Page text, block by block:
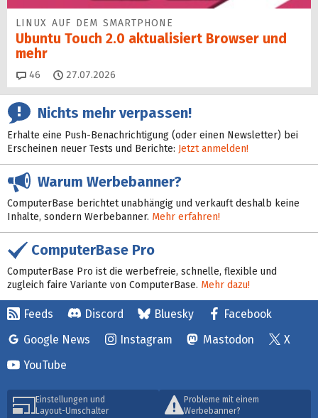
LINUX AUF DEM SMARTPHONE
Ubuntu Touch 2.0 aktualisiert Browser und
mehr
46 Kommentare
27.07.2026
Nichts mehr verpassen!
Erhalte eine Push-Benachrichtigung (oder einen Newsletter) bei
Erscheinen neuer Tests und Berichte: Jetzt anmelden!
Warum Werbebanner?
ComputerBase berichtet unabhängig und verkauft deshalb keine
Inhalte, sondern Werbebanner. Mehr erfahren!
ComputerBase Pro
ComputerBase Pro ist die werbefreie, schnelle, flexible und
zugleich faire Variante von ComputerBase. Mehr dazu!
Feeds Discord Bluesky
Facebook
Google News
Instagram Mastodon
X
YouTube
Einstellungen und
Layout-Umschalter
Probleme mit einem
Werbebanner?